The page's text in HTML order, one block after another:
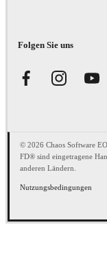
Folgen Sie uns
© 2026 Chaos Software
FD® sind eingetragene
anderen Ländern.
Nutzungsbedingungen